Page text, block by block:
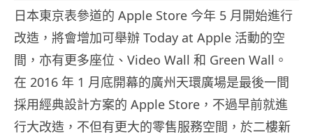
日本東京表參道的 Apple Store 今年 5 月開始進行
改造，將會增加可舉辦 Today at Apple 活動的空
間，亦有更多座位、Video Wall 和 Green Wall。
在 2016 年 1 月底開幕的廣州天環廣場是最後一間
採用經典設計方案的 Apple Store，不過早前就進
行大改造，不但有更大的零售服務空間，於二樓新